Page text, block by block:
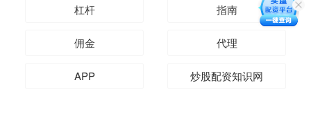
杠杆 指南
佣金 代理
APP 炒股配资知识网